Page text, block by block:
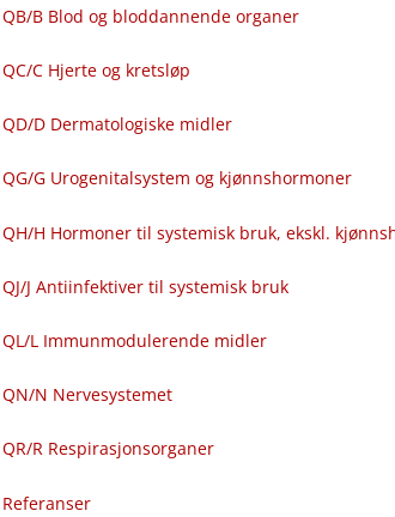
QB​/​B Blod og bloddannende organer
QC​/​C Hjerte og kretsløp
QD​/​D Dermatologiske midler
QG​/​G Urogenitalsystem og kjønnshormoner
QH​/​H Hormoner til systemisk bruk, ekskl.
QJ​/​J Antiinfektiver til systemisk bruk
QL​/​L Immunmodulerende midler
QN​/​N Nervesystemet
QR​/​R Respirasjonsorganer
Referanser